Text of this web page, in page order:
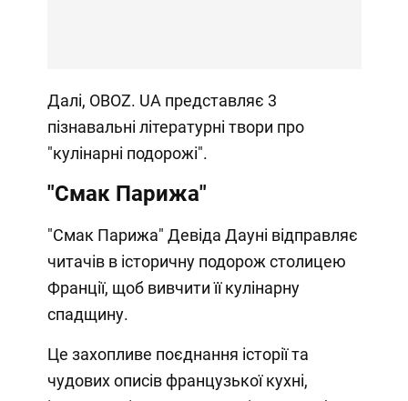
Далі, OBOZ. UA представляє 3
пізнавальні літературні твори про
"кулінарні подорожі".
"Смак Парижа"
"Смак Парижа" Девіда Дауні відправляє
читачів в історичну подорож столицею
Франції, щоб вивчити її кулінарну
спадщину.
Це захопливе поєднання історії та
чудових описів французької кухні,